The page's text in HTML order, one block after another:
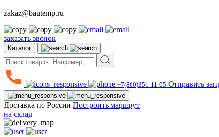
zakaz@bautemp.ru
заказать звонок
Каталог
+7(800)351-11-05 Отправить
Доставка по России Построить маршрут
на склад